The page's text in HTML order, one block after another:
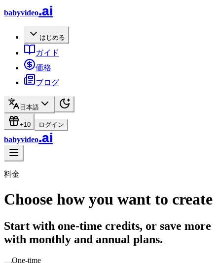
babyvideo.ai
はじめる
ガイド
価格
ブログ
日本語
+10 ログイン
babyvideo.ai
料金
Choose how you want to create
Start with one-time credits, or save more
with monthly and annual plans.
One-time